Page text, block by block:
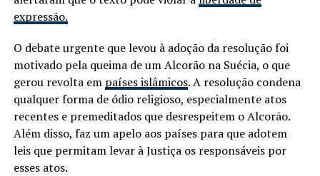
expressão.
O debate urgente que levou à adoção da resolução foi
motivado pela queima de um Alcorão na Suécia, o que
gerou revolta em países islâmicos. A resolução condena
qualquer forma de ódio religioso, especialmente atos
recentes e premeditados que desrespeitem o Alcorão.
Além disso, faz um apelo aos países para que adotem
leis que permitam levar à Justiça os responsáveis por
esses atos.